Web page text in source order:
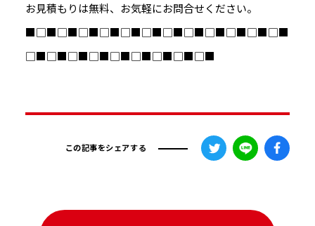
お見積もりは無料、お気軽にお問合せください。
■□■□■□■□■□■□■□■□■□■□■□■□■
□■□■□■□■□■□■□■□■□■
この記事をシェアする